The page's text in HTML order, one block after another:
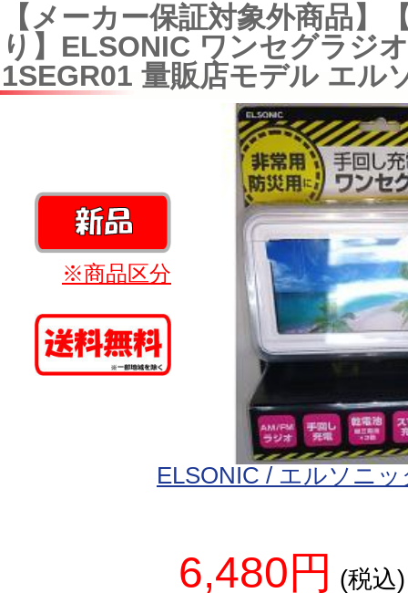
【メーカー保証対象外商品】
り】ELSONIC ワンセグラジ
1SEGR01 量販店モデル エル
※商品区分
ELSONIC / エルソニッ
6,480円 (税込)